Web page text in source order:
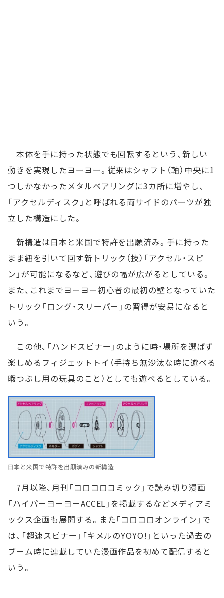
本体を手に持った状態でも回転するという、新しい
動きを実現したヨーヨー。従来はシャフト（軸）中央に1
つしかなかったメタルベアリングに3カ所に増やし、
「アクセルディスク」と呼ばれる両サイドのパーツが独
立した構造にした。
新構造は日本と米国で特許を出願済み。手に持った
まま紐を引いて回す新トリック（技）「アクセル・スピ
ン」が可能になるなど、遊びの幅が広がるとしている。
また、これまでヨーヨー初心者の最初の壁となっていた
トリック「ロング・スリーパー」の習得が安易になると
いう。
この他、「ハンドスピナー」のように時・場所を選ばず
楽しめるフィジェットトイ（手持ち無沙汰な時に遊べる
暇つぶし用の玩具のこと）としても遊べるとしている。
日本と米国で特許を出願済みの新構造
7月以降、月刊「コロコロコミック」で読み切り漫画
「ハイパーヨーヨーACCEL」を掲載するなどメディアミ
ックス企画も展開する。また「コロコロオンライン」で
は、「超速スピナー」「キメルのYOYO!」といった過去の
ブーム時に連載していた漫画作品を初めて配信すると
いう。